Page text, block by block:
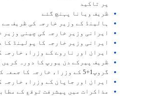
پر تاکید
ظریف ویانا پہنچ گئے
ہالینڈ کے وزیر خارجہ کی ظریف سے
ایرانی وزیر خارجہ کی چینی وزير
ایرانی وزیر خارجہ کا پولینڈ کا
ایران اور ناروے کے وزراء خارجہ
ظریف پیرکے دن یورپ کا دورہ کریں
گروپ1+5 کے وزراء خارجہ کا جمعہ کو اجلاس ہوگا
ایران اور جاپان کے وزراء خارجہ
مذاکرات میں پیشرفت توقع کے